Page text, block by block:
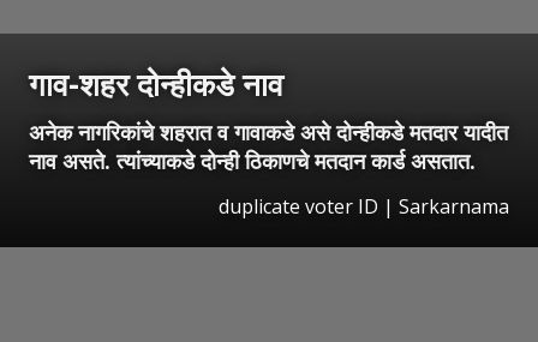
गाव-शहर दोन्हीकडे नाव
अनेक नागरिकांचे शहरात व गावाकडे असे दोन्हीकडे मतदार यादीत
नाव असते. त्यांच्याकडे दोन्ही ठिकाणचे मतदान कार्ड असतात.
duplicate voter ID | Sarkarnama